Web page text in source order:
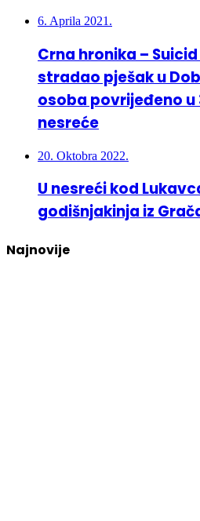
6. Aprila 2021.
Crna hronika –
stradao pješak u
osoba povrijeđeno
nesreće
20. Oktobra 2022.
U nesreći kod
godišnjakinja iz
Najnovije